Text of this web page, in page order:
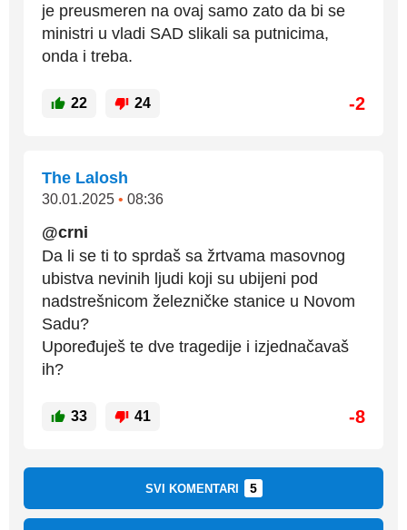
je preusmeren na ovaj samo zato da bi se
ministri u vladi SAD slikali sa putnicima,
onda i treba.
22 24 -2
The Lalosh
30.01.2025 • 08:36
@crni
Da li se ti to sprdaš sa žrtvama masovnog
ubistva nevinih ljudi koji su ubijeni pod
nadstrešnicom železničke stanice u Novom
Sadu?
Upoređuješ te dve tragedije i izjednačavaš
ih?
33 41 -8
SVI KOMENTARI 5